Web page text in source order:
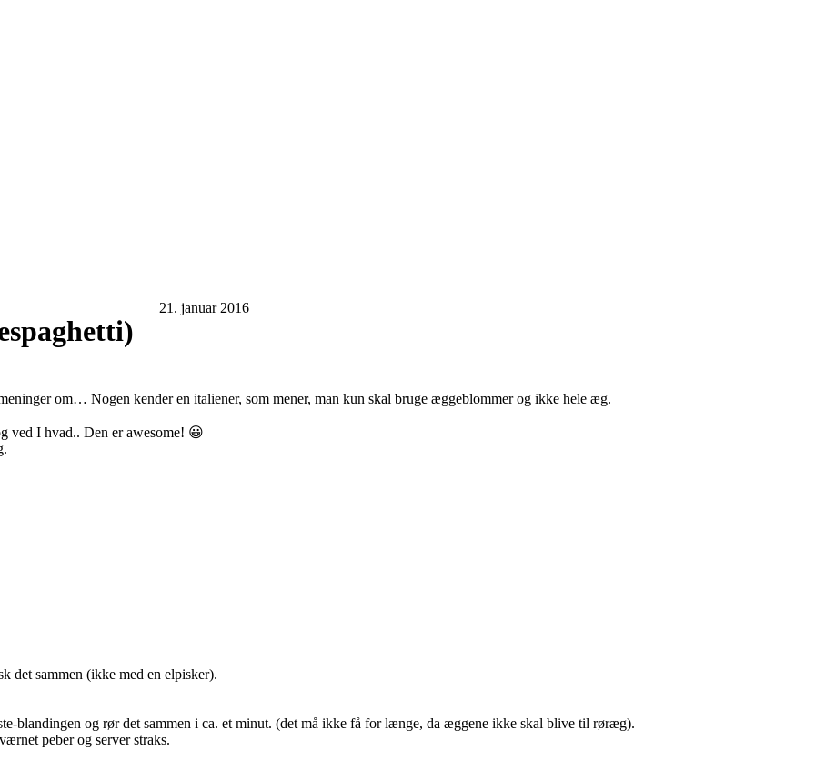
21. januar 2016
om… Nogen kender en italiener, som mener, man kun skal bruge æggeblommer og ikke hele æg.
ved I hvad.. Den er awesome! 😀
det sammen (ikke med en elpisker).
blandingen og rør det sammen i ca. et minut. (det må ikke få for længe, da æggene ikke skal blive til røræg).
peber og server straks.